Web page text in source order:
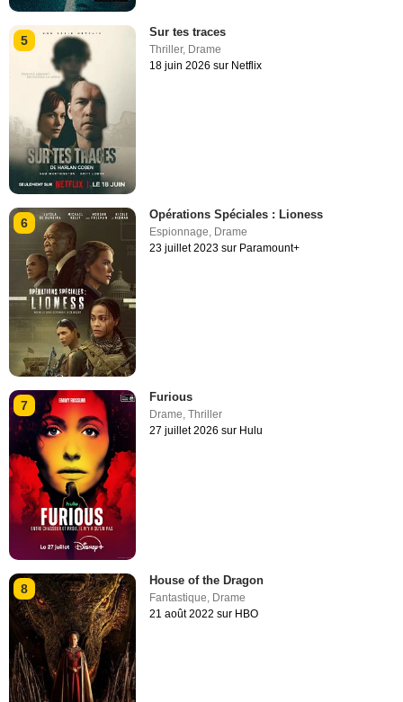
5
Sur tes traces
Thriller, Drame
18 juin 2026 sur Netflix
6
Opérations Spéciales : Lioness
Espionnage, Drame
23 juillet 2023 sur Paramount+
7
Furious
Drame,Thriller
27 juillet 2026 sur Hulu
8
House of the Dragon
Fantastique Drame
21 août 2022 sur HBO